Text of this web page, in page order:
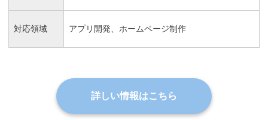
対応領域 アプリ開発、ホームページ制作
詳しい情報はこちら